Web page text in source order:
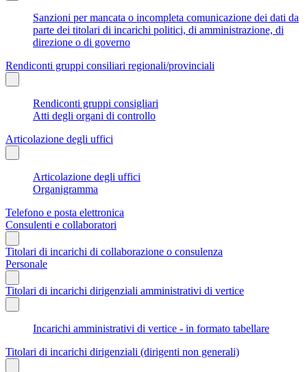
Sanzioni per mancata o incompleta comunicazione dei dati da
parte dei titolari di incarichi politici, di amministrazione, di
direzione o di governo
Rendiconti gruppi consiliari regionali/provinciali
Rendiconti gruppi consigliari
Atti degli organi di controllo
Articolazione degli uffici
Articolazione degli uffici
Organigramma
Telefono e posta elettronica
Consulenti e collaboratori
Titolari di incarichi di collaborazione o consulenza
Personale
Titolari di incarichi dirigenziali amministrativi di vertice
Incarichi amministrativi di vertice - in formato tabellare
Titolari di incarichi dirigenziali (dirigenti non generali)